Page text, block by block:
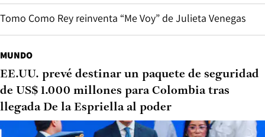
Tomo Como Rey reinventa “Me Voy” de Julieta Venegas
MUNDO
EE.UU. prevé destinar un paquete de seguridad
de US$ 1.000 millones para Colombia tras
llegada De la Espriella al poder